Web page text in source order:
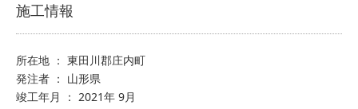
施工情報
所在地 ： 東田川郡庄内町
発注者 ： 山形県
竣工年月 ： 2021年 9月